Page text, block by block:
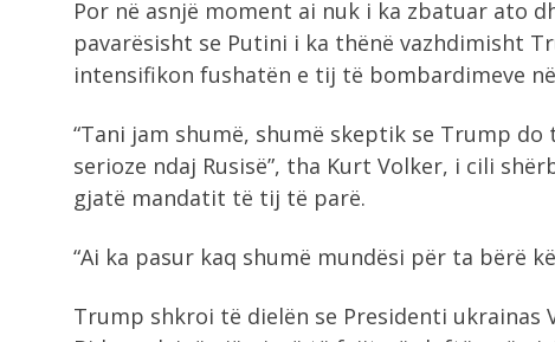
Por në asnjë moment ai nuk i ka zbatuar ato
pavarësisht se Putini i ka thënë vazhdimisht
intensifikon fushatën e tij të bombardimeve
“Tani jam shumë, shumë skeptik se Trump
serioze ndaj Rusisë”, tha Kurt Volker, i cili
gjatë mandatit të tij të parë.
“Ai ka pasur kaq shumë mundësi për ta bërë
Trump shkroi të dielën se Presidenti ukrainas